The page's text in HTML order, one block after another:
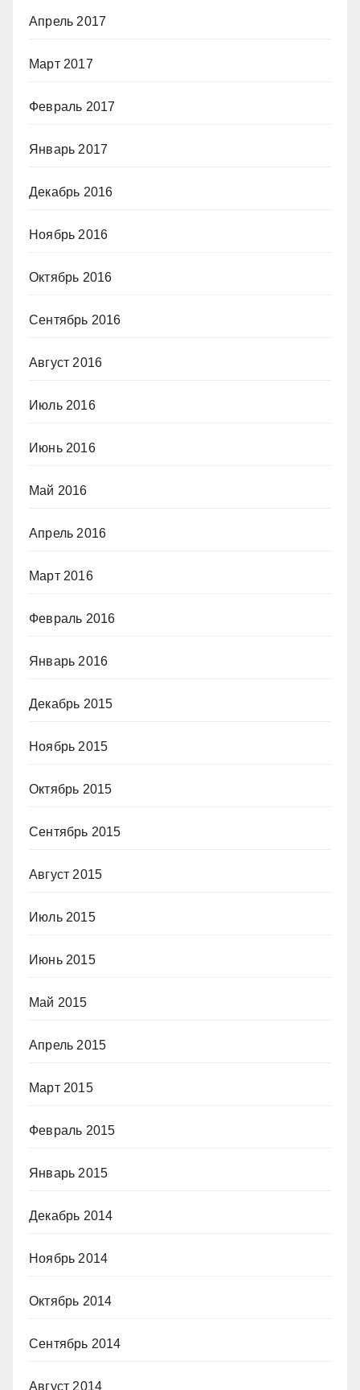
Апрель 2017
Март 2017
Февраль 2017
Январь 2017
Декабрь 2016
Ноябрь 2016
Октябрь 2016
Сентябрь 2016
Август 2016
Июль 2016
Июнь 2016
Май 2016
Апрель 2016
Март 2016
Февраль 2016
Январь 2016
Декабрь 2015
Ноябрь 2015
Октябрь 2015
Сентябрь 2015
Август 2015
Июль 2015
Июнь 2015
Май 2015
Апрель 2015
Март 2015
Февраль 2015
Январь 2015
Декабрь 2014
Ноябрь 2014
Октябрь 2014
Сентябрь 2014
Август 2014